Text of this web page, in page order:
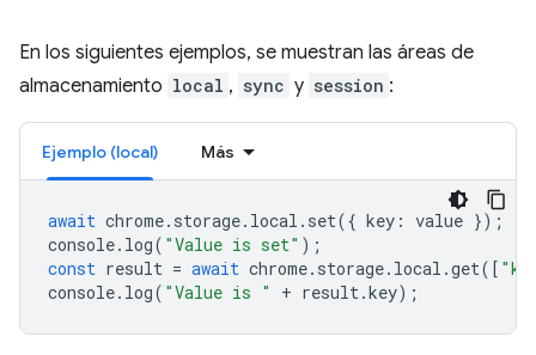
En los siguientes ejemplos, se muestran las áreas de
almacenamiento local , sync y session :
Ejemplo (local) Más
await chrome. storage. local . set({ key : value });
console. log( "Value is set" );
const result = await chrome. storage. local .get([
console. log( "Value is " + result.key);